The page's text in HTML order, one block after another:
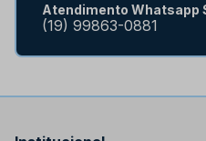
Atendimento Whatsapp
(19) 99863-0881